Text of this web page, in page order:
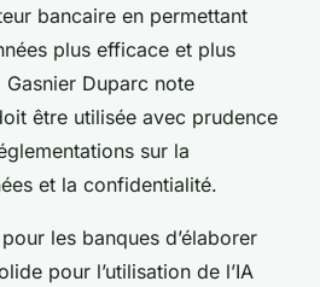
bancaire en permettant
plus efficace et plus
Duparc note
être utilisée avec prudence
sur la
et la confidentialité.
les banques d’élaborer
pour l’utilisation de l’IA